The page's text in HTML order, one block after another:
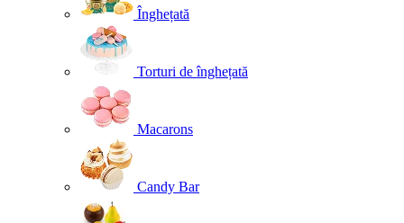
Înghețată
Torturi de înghețată
Macarons
Candy Bar